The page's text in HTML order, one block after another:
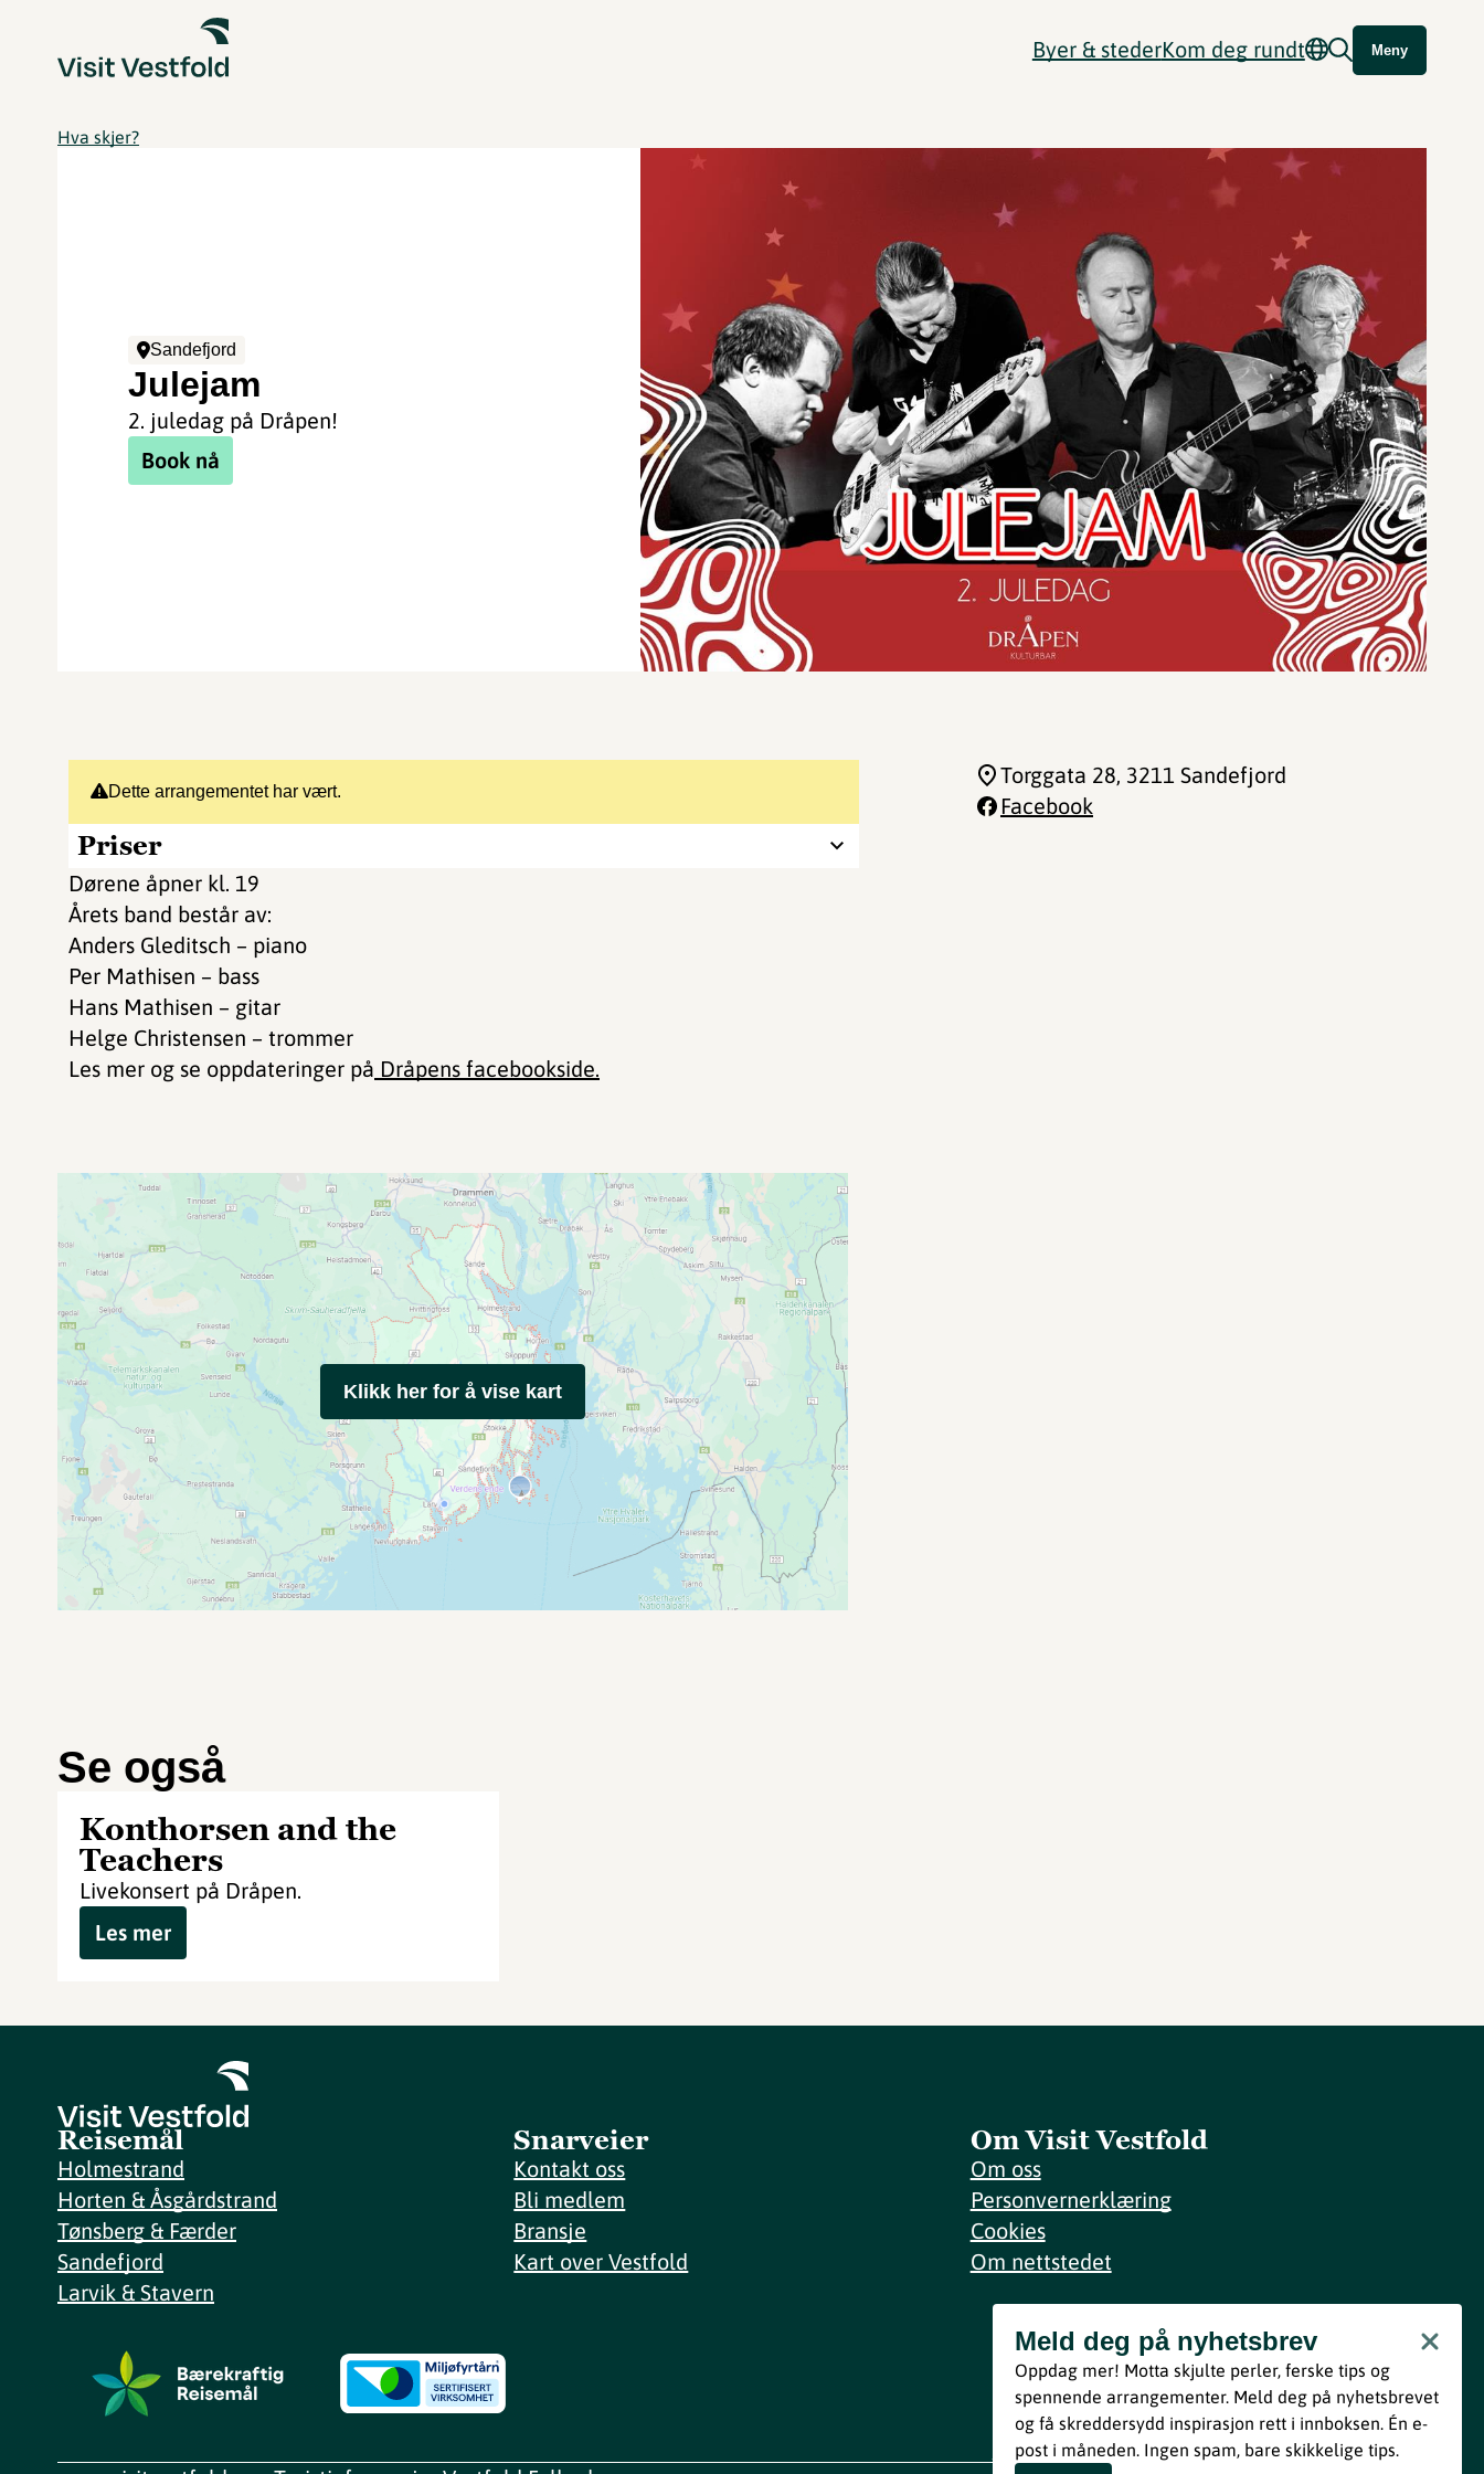
Byer & stederKom deg rundt Meny
Hva skjer?
Sandefjord
Julejam
2. juledag på Dråpen!
Book nå
Dette arrangementet har vært.
Priser
Dørene åpner kl. 19
Årets band består av:
Anders Gleditsch – piano
Per Mathisen – bass
Hans Mathisen – gitar
Helge Christensen – trommer
Les mer og se oppdateringer på Dråpens facebookside.
Torggata 28, 3211 Sandefjord
Facebook
Klikk her for å vise kart
Se også
Konthorsen and the
Teachers
Livekonsert på Dråpen.
Les mer
Reisemål
Holmestrand
Horten & Åsgårdstrand
Tønsberg & Færder
Sandefjord
Larvik & Stavern
Snarveier
Kontakt oss
Bli medlem
Bransje
Kart over Vestfold
Om Visit Vestfold
Om oss
Personvernerklæring
Cookies
Om nettstedet
Meld deg på nyhetsbrev
Bli med
Ved å melde deg inn godtar du våre vilkår i henhold til vår
personvernerklæring.
Meld deg på nyhetsbrev
Oppdag mer! Motta skjulte perler, ferske tips og
spennende arrangementer. Meld deg på nyhetsbrevet
og få skreddersydd inspirasjon rett i innboksen. Én e-
post i måneden. Ingen spam, bare skikkelige tips.